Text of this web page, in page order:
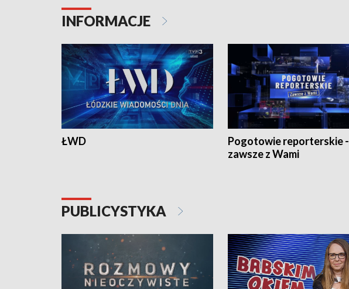
INFORMACJE
ŁWD
Pogotowie reporterskie -
zawsze z Wami
PUBLICYSTYKA